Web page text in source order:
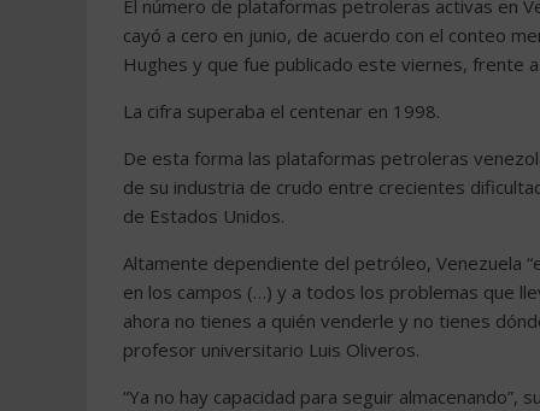
El número de plataformas petroleras activas en
cayó a cero en junio, de acuerdo con el conteo
Hughes y que fue publicado este viernes, frente
La cifra superaba el centenar en 1998.
De esta forma las plataformas petroleras
de su industria de crudo entre crecientes
de Estados Unidos.
Altamente dependiente del petróleo, Venezuela
en los campos (…) y a todos los problemas que
ahora no tienes a quién venderle y no tienes
profesor universitario Luis Oliveros.
“Ya no hay capacidad para seguir almacenando”,